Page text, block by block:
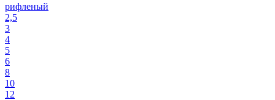
рифленый
2,5
3
4
5
6
8
10
12